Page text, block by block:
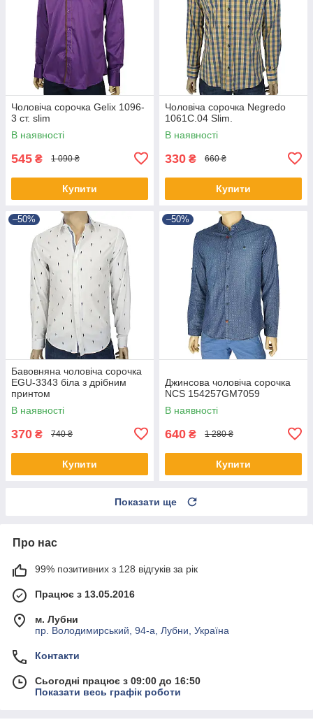
Чоловіча сорочка Gelix 1096-
3 ст. slim
В наявності
545 ₴ 1 090 ₴
Купити
Чоловіча сорочка Negredo
1061С.04 Slim.
В наявності
330 ₴ 660 ₴
Купити
–50%
Бавовняна чоловіча сорочка
EGU-3343 біла з дрібним
принтом
В наявності
370 ₴ 740 ₴
Купити
–50%
Джинсова чоловіча сорочка
NCS 154257GM7059
В наявності
640 ₴ 1 280 ₴
Купити
Показати ще
Про нас
99% позитивних з 128 відгуків за рік
Працює з 13.05.2016
м. Лубни
пр. Володимирський, 94-а, Лубни, Україна
Контакти
Сьогодні працює з 09:00 до 16:50
Показати весь графік роботи